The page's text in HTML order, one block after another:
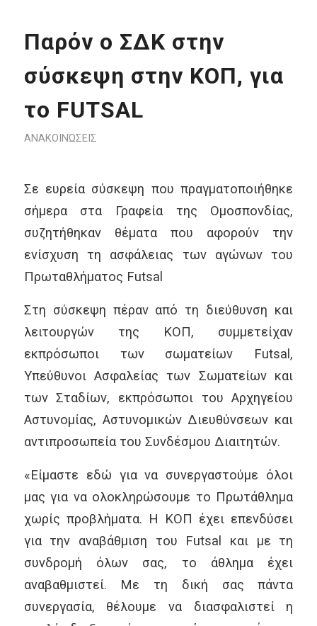
Παρόν ο ΣΔΚ στην
σύσκεψη στην ΚΟΠ, για
το FUTSAL
ΑΝΑΚΟΙΝΏΣΕΙΣ
Σε ευρεία σύσκεψη που πραγματοποιήθηκε
σήμερα στα Γραφεία της Ομοσπονδίας,
συζητήθηκαν θέματα που αφορούν την
ενίσχυση τη ασφάλειας των αγώνων του
Πρωταθλήματος Futsal
Στη σύσκεψη πέραν από τη διεύθυνση και
λειτουργών της ΚΟΠ, συμμετείχαν
εκπρόσωποι των σωματείων Futsal ,
Υπεύθυνοι Ασφαλείας των Σωματείων και
των Σταδίων, εκπρόσωποι του Αρχηγείου
Αστυνομίας, Αστυνομικών Διευθύνσεων και
αντιπροσωπεία του Συνδέσμου Διαιτητών.
«Είμαστε εδώ για να συνεργαστούμε όλοι
μας για να ολοκληρώσουμε το Πρωτάθλημα
χωρίς προβλήματα. Η ΚΟΠ έχει επενδύσει
για την αναβάθμιση του Futsal και με τη
συνδρομή όλων σας, το άθλημα έχει
αναβαθμιστεί. Με τη δική σας πάντα
συνεργασία, θέλουμε να διασφαλιστεί η